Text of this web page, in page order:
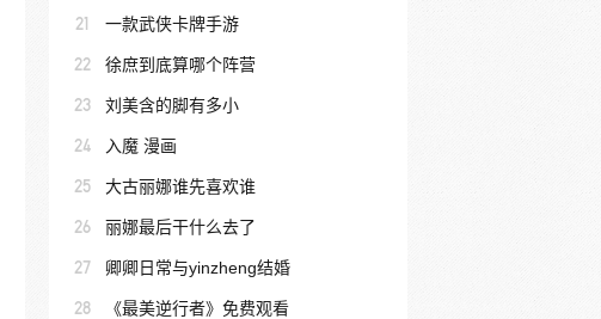
21 一款武侠卡牌手游
22 徐庶到底算哪个阵营
23 刘美含的脚有多小
24 入魔 漫画
25 大古丽娜谁先喜欢谁
26 丽娜最后干什么去了
27 卿卿日常与yinzheng结婚
28 《最美逆行者》免费观看